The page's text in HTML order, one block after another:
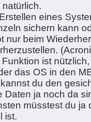
natürlich.
eines
sichern kann
nur beim
Funktion ist
das OS in den
du den
Daten ja noch da
müsstest du ja
ist.